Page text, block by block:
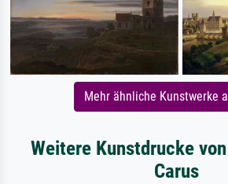
Mehr ähnliche Kunstwerke
Weitere Kunstdrucke
Carus